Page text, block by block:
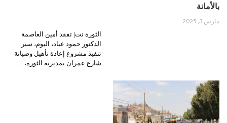
بالأمانة
مارس 3, 2025
الثورة نت| تفقد أمين العاصمة
الدكتور حمود عباد، اليوم، سير
تنفيذ مشروع إعادة تأهيل وصيانة
شارع عمران بمديرية الثورة،…